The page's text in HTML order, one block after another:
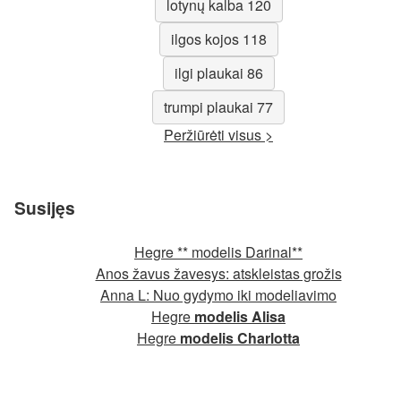
lotynų kalba 120
ilgos kojos 118
ilgi plaukai 86
trumpi plaukai 77
Peržiūrėti visus >
Susijęs
Hegre ** modelis Darinal**
Anos žavus žavesys: atskleistas grožis
Anna L: Nuo gydymo iki modeliavimo
Hegre modelis Alisa
Hegre modelis Charlotta